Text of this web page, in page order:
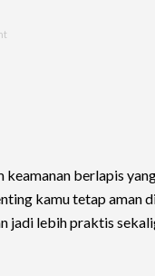
keamanan berlapis
kamu tetap aman
jadi lebih praktis